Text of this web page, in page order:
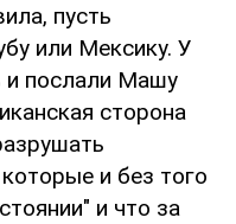
пусть
или Мексику. У
и послали Машу
сторона
и без того
и что за